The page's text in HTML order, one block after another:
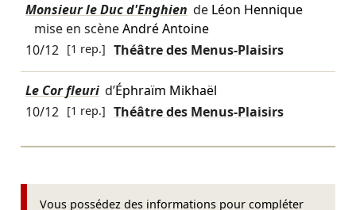
Monsieur le Duc d'Enghien de Léon Hennique
mise en scèneAndré Antoine
10/12 [1 rep.] Théâtre des Menus-Plaisirs
Le Cor fleuri d’Éphraïm Mikhaël
10/12 [1 rep.] Théâtre des Menus-Plaisirs
Vous possédez des informations pour compléter